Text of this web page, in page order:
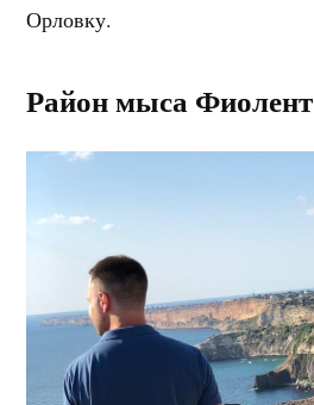
Орловку.
Район мыса Фиолент